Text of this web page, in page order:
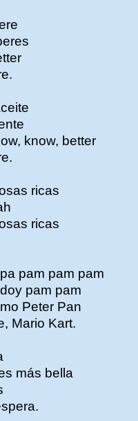
know, better
ricas
ricas
pam pam pam
pam pam
Peter Pan
Mario Kart.
más bella